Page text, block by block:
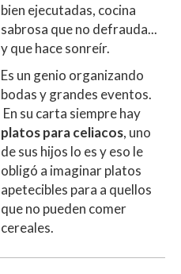
bien ejecutadas, cocina
sabrosa que no defrauda...
y que hace sonreír.
Es un genio organizando
bodas y grandes eventos.
En su carta siempre hay
platos para celiacos, uno
de sus hijos lo es y eso le
obligó a imaginar platos
apetecibles para a quellos
que no pueden comer
cereales.